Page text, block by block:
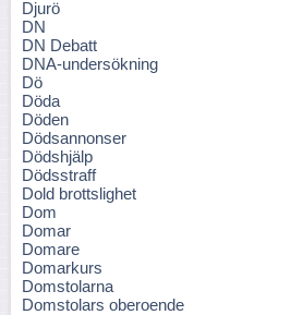
Djurö
DN
DN Debatt
DNA-undersökning
Dö
Döda
Döden
Dödsannonser
Dödshjälp
Dödsstraff
Dold brottslighet
Dom
Domar
Domare
Domarkurs
Domstolarna
Domstolars oberoende